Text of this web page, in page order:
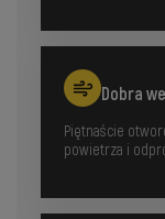
Dobra
Piętnaście
powietrza i